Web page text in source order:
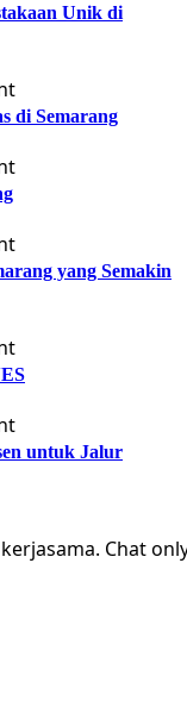
Unik di
di Semarang
yang Semakin
untuk Jalur
Chat